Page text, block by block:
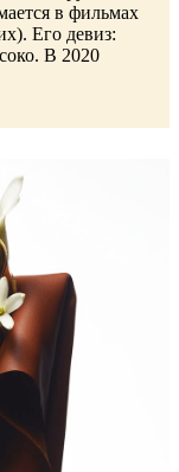
в фильмах
Его девиз:
В 2020